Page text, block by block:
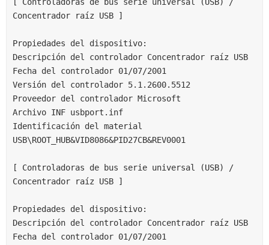
Concentrador raíz USB ]
Propiedades del dispositivo:
Descripción del controlador Concentrador raíz USB
Fecha del controlador 01/07/2001
Versión del controlador 5.1.2600.5512
Proveedor del controlador Microsoft
Archivo INF usbport.inf
Identificación del material
USB\ROOT_HUB&VID8086&PID27CB&REV0001
[ Controladoras de bus serie universal (USB) /
Concentrador raíz USB ]
Propiedades del dispositivo:
Descripción del controlador Concentrador raíz USB
Fecha del controlador 01/07/2001